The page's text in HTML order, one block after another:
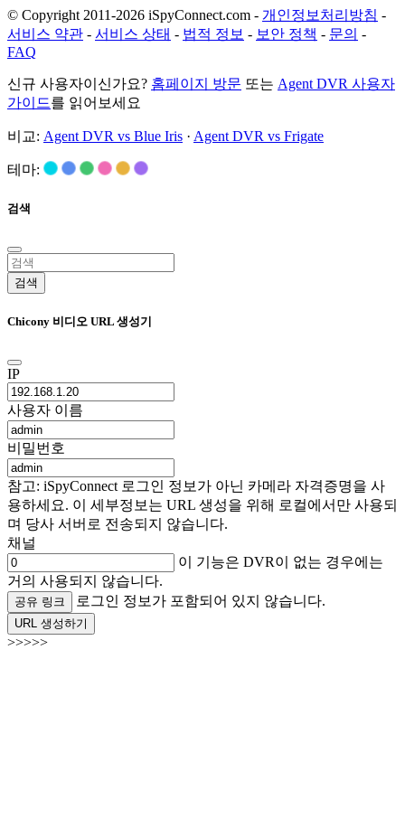
© Copyright 2011-2026 iSpyConnect.com - 개인정보처리방침 -
서비스 약관 - 서비스 상태 - 법적 정보 - 보안 정책 - 문의 -
FAQ
신규 사용자이신가요? 홈페이지 방문 또는 Agent DVR 사용자
가이드를 읽어보세요
비교: Agent DVR vs Blue Iris · Agent DVR vs Frigate
테마:
검색
검색
Chicony 비디오 URL 생성기
IP
사용자 이름
비밀번호
참고: iSpyConnect 로그인 정보가 아닌 카메라 자격증명을 사
용하세요. 이 세부정보는 URL 생성을 위해 로컬에서만 사용되
며 당사 서버로 전송되지 않습니다.
채널
이 기능은 DVR이 없는 경우에는
거의 사용되지 않습니다.
공유 링크 로그인 정보가 포함되어 있지 않습니다.
URL 생성하기
>>>>>